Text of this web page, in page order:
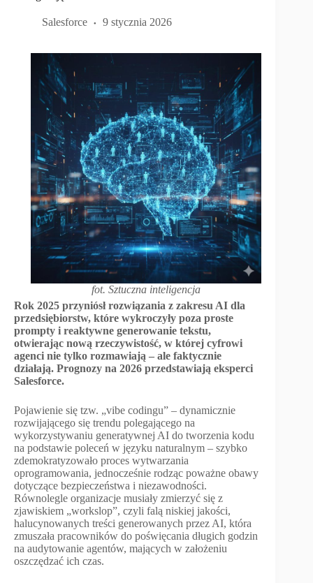
Salesforce 9 stycznia 2026
fot. Sztuczna inteligencja
Rok 2025 przyniósł rozwiązania z zakresu AI dla
przedsiębiorstw, które wykroczyły poza proste
prompty i reaktywne generowanie tekstu,
otwierając nową rzeczywistość, w której cyfrowi
agenci nie tylko rozmawiają – ale faktycznie
działają. Prognozy na 2026 przedstawiają eksperci
Salesforce.
Pojawienie się tzw. „vibe codingu” – dynamicznie
rozwijającego się trendu polegającego na
wykorzystywaniu generatywnej AI do tworzenia kodu
na podstawie poleceń w języku naturalnym – szybko
zdemokratyzowało proces wytwarzania
oprogramowania, jednocześnie rodząc poważne obawy
dotyczące bezpieczeństwa i niezawodności.
Równolegle organizacje musiały zmierzyć się z
zjawiskiem „workslop”, czyli falą niskiej jakości,
halucynowanych treści generowanych przez AI, która
zmuszała pracowników do poświęcania długich godzin
na audytowanie agentów, mających w założeniu
oszczędzać ich czas.